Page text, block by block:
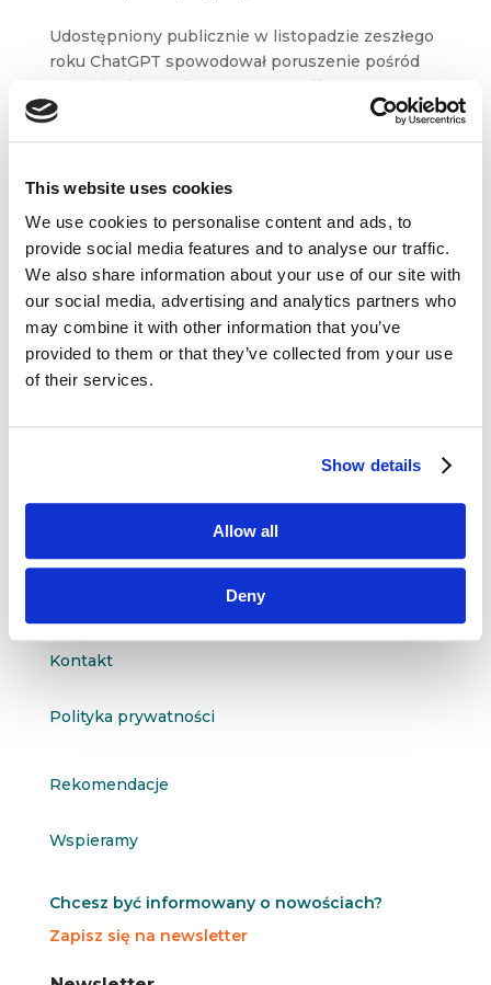
This website uses cookies
We use cookies to personalise content and ads, to
provide social media features and to analyse our traffic.
We also share information about your use of our site with
our social media, advertising and analytics partners who
may combine it with other information that you’ve
provided to them or that they’ve collected from your use
of their services.
Show details
Allow all
Deny
Udostępniony publicznie w listopadzie zeszłego
roku ChatGPT spowodował poruszenie pośród
specjalistów marketingu, szczególnie
marketingu treści. Nic w tym dziwnego –
języka....
Dane kontaktowe
ul. Organizacji WiN 83/7
questus@questus.pl
Kontakt
Polityka prywatności
Rekomendacje
Wspieramy
Chcesz być informowany o nowościach?
Zapisz się na newsletter